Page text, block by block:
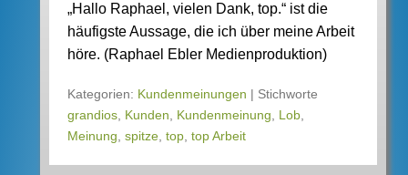
„Hallo Raphael, vielen Dank, top.“ ist die
häufigste Aussage, die ich über meine Arbeit
höre. (Raphael Ebler Medienproduktion)
Kategorien: Kundenmeinungen | Stichworte
grandios Kunden Kundenmeinung Lob
Meinung spitze top top Arbeit